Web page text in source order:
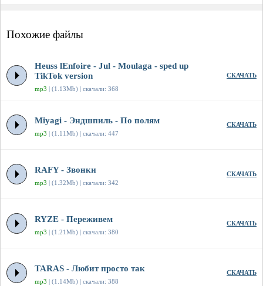
Похожие файлы
Heuss lEnfoirе - Jul - Moulaga - sped up
TikTok version
mp3 | (1.13Mb) | скачали: 368
СКАЧАТЬ
Miyagi - Эндшпиль - По полям
mp3 | (1.11Mb) | скачали: 447
СКАЧАТЬ
RAFY - Звонки
mp3 | (1.32Mb) | скачали: 342
СКАЧАТЬ
RYZE - Переживем
mp3 | (1.21Mb) | скачали: 380
СКАЧАТЬ
TARAS - Любит просто так
mp3 | (1.14Mb) | скачали: 388
СКАЧАТЬ